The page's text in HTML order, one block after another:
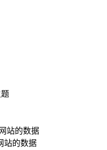
站的数据
站的数据